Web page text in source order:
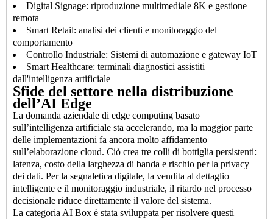
Digital Signage: riproduzione multimediale 8K e gestione
remota
Smart Retail: analisi dei clienti e monitoraggio del
comportamento
Controllo Industriale: Sistemi di automazione e gateway IoT
Smart Healthcare: terminali diagnostici assistiti
dall'intelligenza artificiale
Sfide del settore nella distribuzione
dell’AI Edge
La domanda aziendale di edge computing basato
sull’intelligenza artificiale sta accelerando, ma la maggior parte
delle implementazioni fa ancora molto affidamento
sull’elaborazione cloud. Ciò crea tre colli di bottiglia persistenti:
latenza, costo della larghezza di banda e rischio per la privacy
dei dati. Per la segnaletica digitale, la vendita al dettaglio
intelligente e il monitoraggio industriale, il ritardo nel processo
decisionale riduce direttamente il valore del sistema.
La categoria AI Box è stata sviluppata per risolvere questi